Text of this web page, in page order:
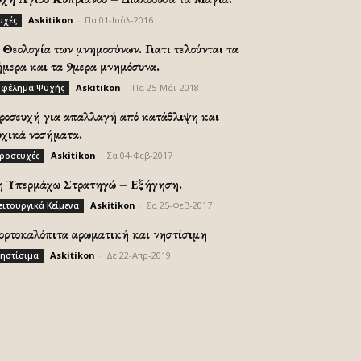
Askitikon Πα 01-Ιούλ-2016
των μνημοσύνων. Γιατι τελούνται τα
και τα 9μερα μνημόσυνα.
Ψυχής Askitikon Πα 25-Μάι-2018
για απαλλαγή από κατάθλιψη και
νοσήματα.
Askitikon Σα 04-Φεβ-2017
Υπερμάχω Στρατηγώ – Εξήγηση.
Κείμενα Askitikon Σα 25-Φεβ-2017
αρωματική και νηστίσιμη
Askitikon Δε 22-Απρ-2019